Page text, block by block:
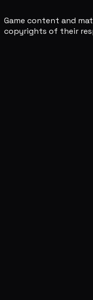
Game content and
copyrights of their